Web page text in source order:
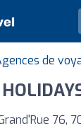
de
76,